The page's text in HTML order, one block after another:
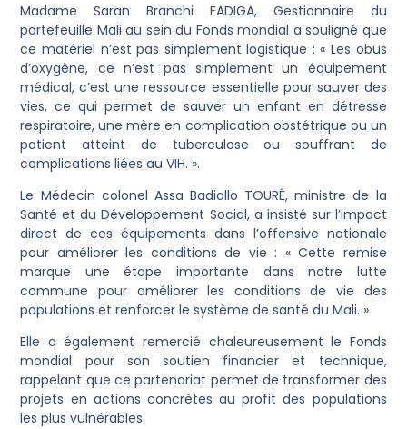
Madame Saran Branchi FADIGA, Gestionnaire du
portefeuille Mali au sein du Fonds mondial a souligné que
ce matériel n’est pas simplement logistique : « Les obus
d’oxygène, ce n’est pas simplement un équipement
médical, c’est une ressource essentielle pour sauver des
vies, ce qui permet de sauver un enfant en détresse
respiratoire, une mère en complication obstétrique ou un
patient atteint de tuberculose ou souffrant de
complications liées au VIH. ».
Le Médecin colonel Assa Badiallo TOURÉ, ministre de la
Santé et du Développement Social, a insisté sur l’impact
direct de ces équipements dans l’offensive nationale
pour améliorer les conditions de vie : « Cette remise
marque une étape importante dans notre lutte
commune pour améliorer les conditions de vie des
populations et renforcer le système de santé du Mali. »
Elle a également remercié chaleureusement le Fonds
mondial pour son soutien financier et technique,
rappelant que ce partenariat permet de transformer des
projets en actions concrètes au profit des populations
les plus vulnérables.